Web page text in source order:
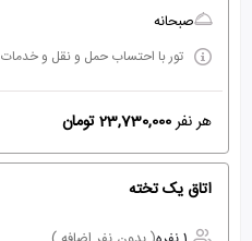
صبحانه
تور با احتساب حمل و نقل و خدمات
هر نفر23,730,000 تومان
اتاق یک تخته